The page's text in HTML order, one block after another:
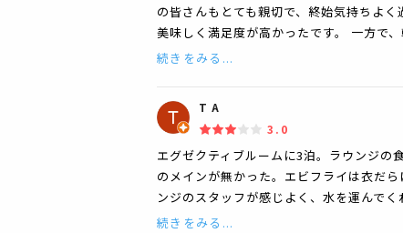
の皆さんもとても親切で、終始気持ちよ
美味しく満足度が高かったです。 一方で
続きをみる...
T A
3.0
エグゼクティブルームに3泊。ラウンジの
のメインが無かった。エビフライは衣だ
ンジのスタッフが感じよく、水を運んで
続きをみる...